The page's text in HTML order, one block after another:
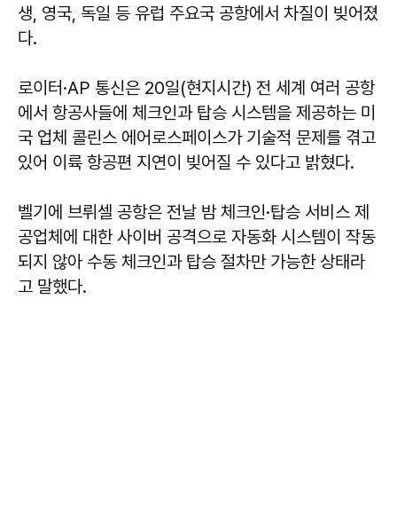
생, 영국, 독일 등 유럽 주요국 공항에서 차질이 빚어졌
다.
로이터·AP 통신은 20일(현지시간) 전 세계 여러 공항
에서 항공사들에 체크인과 탑승 시스템을 제공하는 미
국 업체 콜린스 에어로스페이스가 기술적 문제를 겪고
있어 이륙 항공편 지연이 빚어질 수 있다고 밝혔다.
벨기에 브뤼셀 공항은 전날 밤 체크인·탑승 서비스 제
공업체에 대한 사이버 공격으로 자동화 시스템이 작동
되지 않아 수동 체크인과 탑승 절차만 가능한 상태라
고 말했다.